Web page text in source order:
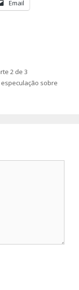
Email
2 de 3
especulação sobre